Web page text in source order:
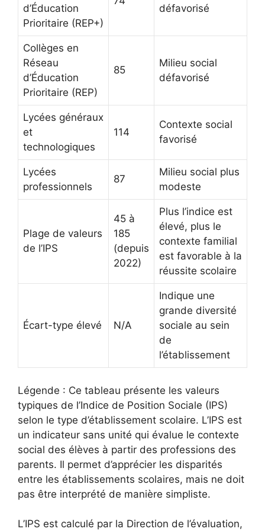
d’Éducation
Prioritaire (REP+)
défavorisé
Collèges en
Réseau
d’Éducation
Prioritaire (REP)
85
Milieu social
défavorisé
Lycées généraux
et
technologiques
114
Contexte social
favorisé
Lycées
professionnels
87
Milieu social plus
modeste
Plage de valeurs
de l’IPS
45 à
185
(depuis
2022)
Plus l’indice est
élevé, plus le
contexte familial
est favorable à la
réussite scolaire
Écart-type élevé N/A
Indique une
grande diversité
sociale au sein
de
l’établissement
Légende : Ce tableau présente les valeurs
typiques de l’Indice de Position Sociale (IPS)
selon le type d’établissement scolaire. L’IPS est
un indicateur sans unité qui évalue le contexte
social des élèves à partir des professions des
parents. Il permet d’apprécier les disparités
entre les établissements scolaires, mais ne doit
pas être interprété de manière simpliste.
L’IPS est calculé par la Direction de l’évaluation,